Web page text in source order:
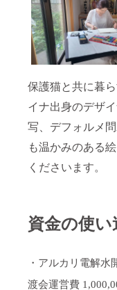
保護猫と共に暮
イナ出身のデザ
写、デフォルメ
も温かみのある
くださいます。
資金の使い
・アルカリ電解水
渡会運営費